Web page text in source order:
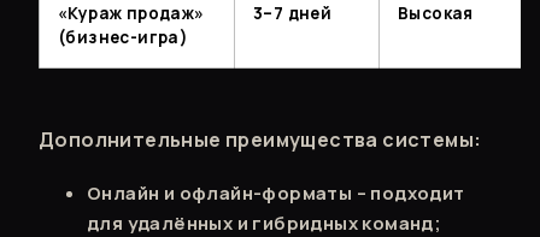
«Кураж продаж»
(бизнес-игра)
3–7 дней Высокая
Дополнительные преимущества системы:
Онлайн и офлайн-форматы – подходит
для удалённых и гибридных команд;